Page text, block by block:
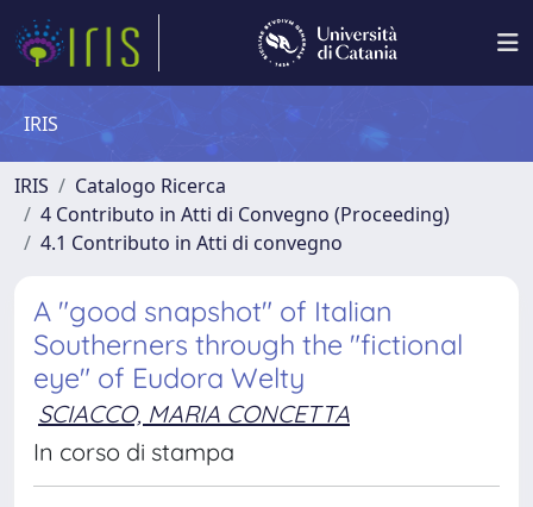
IRIS
IRIS
Catalogo Ricerca
4 Contributo in Atti di Convegno (Proceeding)
4.1 Contributo in Atti di convegno
A "good snapshot" of Italian
Southerners through the "fictional
eye" of Eudora Welty
SCIACCO, MARIA CONCETTA
In corso di stampa